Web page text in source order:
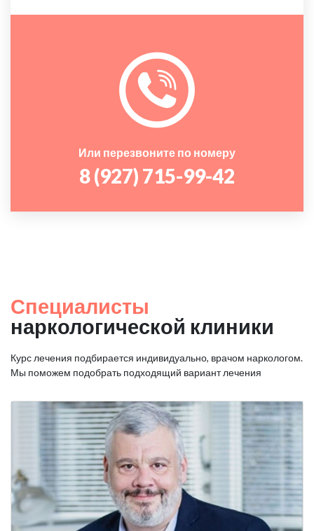
Или перезвоните по номеру
8 (927) 715-99-42
Специалисты
наркологической клиники
Курс лечения подбирается индивидуально, врачом наркологом.
Мы поможем подобрать подходящий вариант лечения